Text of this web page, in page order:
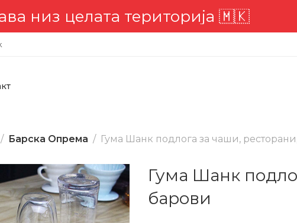
🇲🇰📣 Комплетна
Барска Опрема Гума Шанк подлога за чаши,
Гума Шанк
барови